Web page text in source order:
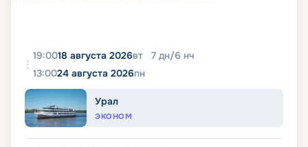
19:0018 августа 2026вт 7 дн/6 нч
13:0024 августа 2026пн
Урал
ЭКОНОМ